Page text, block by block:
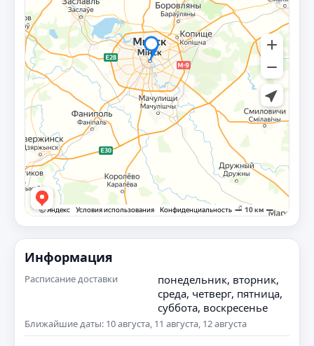
Информация
Расписание доставки
понедельник, вторник,
среда, четверг, пятница,
суббота, воскресенье
Ближайшие даты: 10 августа, 11 августа, 12 августа